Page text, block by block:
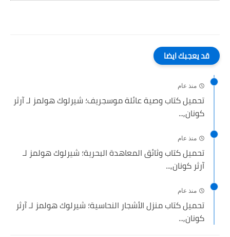
قد يعجبك ايضا
منذ عام
تحميل كتاب وصية عائلة موسجريف؛ شيرلوك هولمز لـ آرثر
كونان,...
منذ عام
تحميل كتاب وثائق المعاهدة البحرية؛ شيرلوك هولمز لـ
آرثر كونان,...
منذ عام
تحميل كتاب منزل الأشجار النحاسية؛ شيرلوك هولمز لـ آرثر
كونان,...